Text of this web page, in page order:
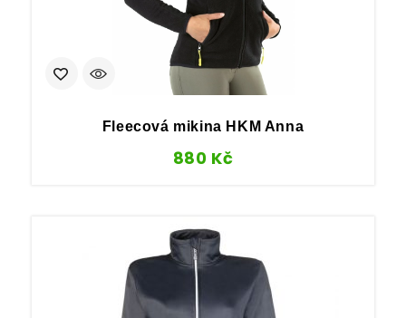
Fleecová mikina HKM Anna
880 Kč